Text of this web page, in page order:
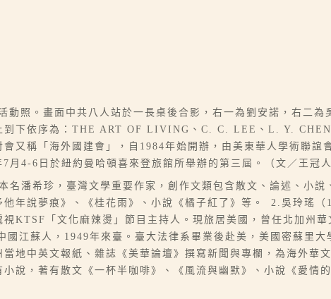
動照。畫面中共八人站於一長桌後合影，右一為劉安諾，右二
到下依序為：THE ART OF LIVING、C. C. LEE、L. Y.
又稱「海外國建會」，自1984年始開辦，由美東華人學術聯誼
月4-6日於紐約曼哈頓喜來登旅館所舉辦的第三屆。（文／王冠
潘希珍，臺灣文學重要作家，創作文類包含散文、論述、小說
年說夢痕》、《桂花雨》、小說《橘子紅了》等。 2.吳玲瑤
KTSF「文化麻辣燙」節目主持人。現旅居美國，曾任北加州
江蘇人，1949年來臺。臺大法律系畢業後赴美，美國密蘇里大
地中英文報紙、雜誌《美華論壇》撰寫新聞與專欄，為海外華
說，著有散文《一杯半咖啡》、《風流與幽默》、小說《愛情